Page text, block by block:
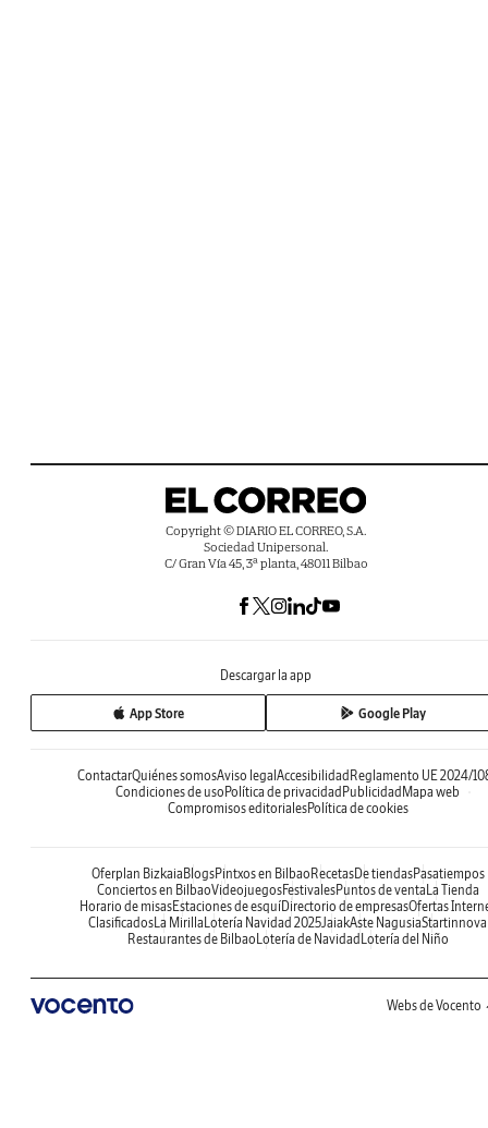
Copyright © DIARIO EL CORREO, S.A.
Sociedad Unipersonal.
C/ Gran Vía 45, 3ª planta, 48011 Bilbao
Descargar la app
App Store Google Play
ContactarQuiénes somosAviso legal Accesibilidad Reglamento UE 2024/
Condiciones de uso Política de privacidad Publicidad Mapa web
Compromisos editorialesPolítica de cookies
Oferplan Bizkaia BlogsPintxos en Bilbao RecetasDe tiendasPasatiempos
Conciertos en BilbaoVideojuegosFestivalesPuntos de venta La Tienda
Horario de misasEstaciones de esquíDirectorio de empresasOfertas
ClasificadosLa Mirilla Lotería Navidad 2025JaiakAste NagusiaStartinnova
Restaurantes de Bilbao Lotería de Navidad Lotería del Niño
Webs de Vocento